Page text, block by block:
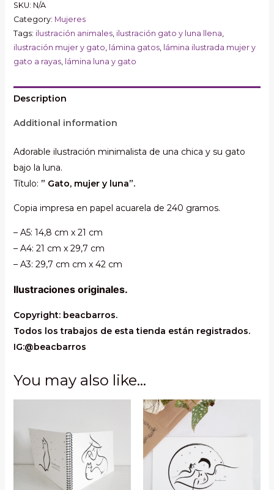
y
luna,
lámina
gato
rayas,
ilustración
gato
y
llena
quantity
SKU: N/A
Category: Mujeres
Tags: ilustración animales, ilustración gato y luna llena,
ilustración mujer y gato, lámina gatos, lámina ilustrada mujer y
gato a rayas, lámina luna y gato
Description
Additional information
Adorable ilustración minimalista de una chica y su gato
bajo la luna.
Título: ” Gato, mujer y luna”.
Copia impresa en papel acuarela de 240 gramos.
– A5: 14,8 cm x 21 cm
– A4: 21 cm x 29,7 cm
– A3: 29,7 cm cm x 42 cm
Ilustraciones originales.
Copyright: beacbarros.
Todos los trabajos de esta tienda están registrados.
IG:@beacbarros
You may also like…